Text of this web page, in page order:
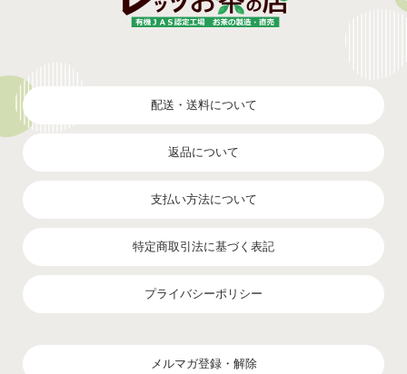
配送・送料について
返品について
支払い方法について
特定商取引法に基づく表記
プライバシーポリシー
メルマガ登録・解除